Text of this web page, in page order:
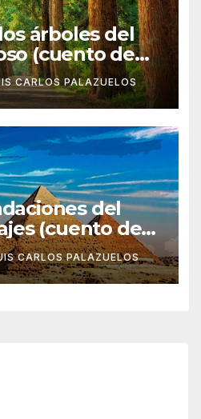
árboles del
(cuento de
CARLOS PALAZUELOS
del
(cuento de
CARLOS PALAZUELOS